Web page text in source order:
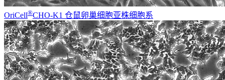
OriCell®CHO-K1 仓鼠卵巢细胞亚株细胞系